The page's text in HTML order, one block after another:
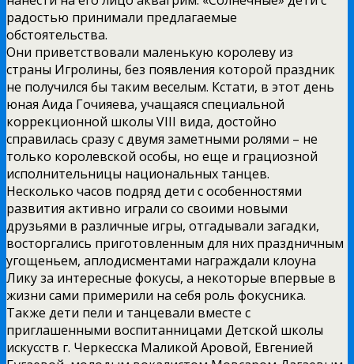
радостью принимали предлагаемые
обстоятельства.
Они приветствовали маленькую королеву из
страны Игролины, без появления которой праздник
не получился бы таким веселым. Кстати, в этот день
юная Аида Гочияева, учащаяся специальной
коррекционной школы VIII вида, достойно
справилась сразу с двумя заметными ролями – не
только королевской особы, но еще и грациозной
исполнительницы национальных танцев.
Несколько часов подряд дети с особенностями
развития активно играли со своими новыми
друзьями в различные игры, отгадывали загадки,
восторгались приготовленным для них праздничным
угощеньем, аплодисментами награждали клоуна
Лику за интересные фокусы, а некоторые впервые в
жизни сами примерили на себя роль фокусника.
Также дети пели и танцевали вместе с
приглашенными воспитанницами Детской школы
искусств г. Черкесска Маликой Аровой, Евгенией